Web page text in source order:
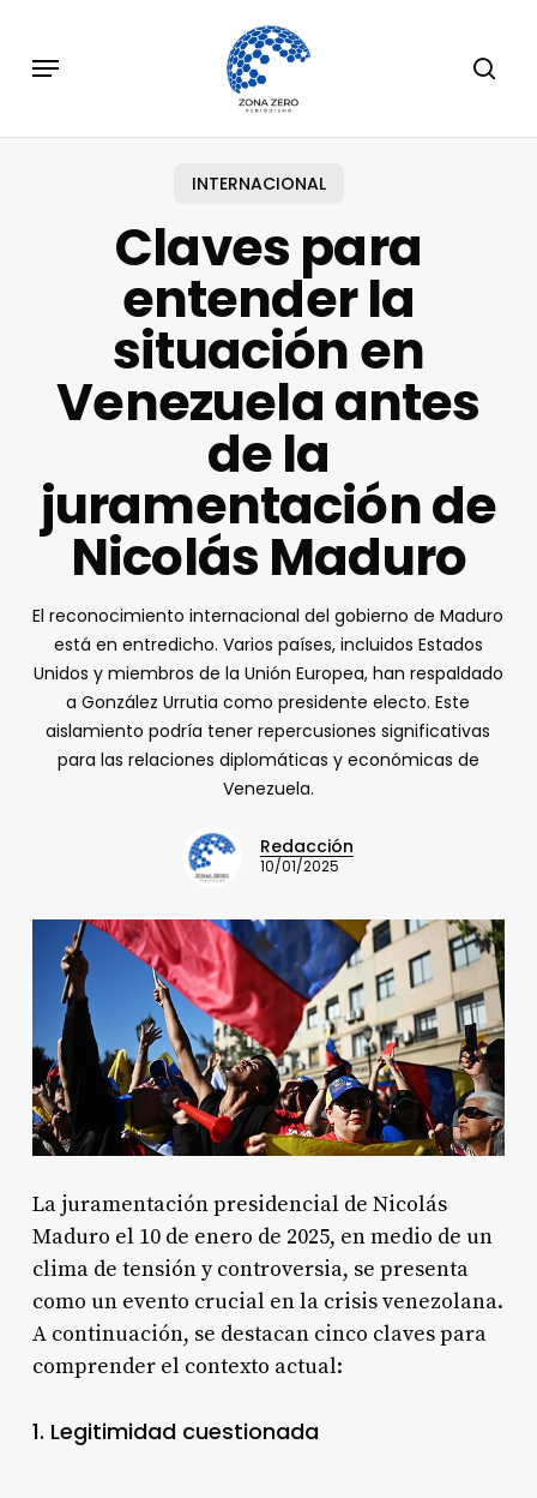
main
Menu
INTERNACIONAL
Claves para
entender la
situación en
Venezuela antes
de la
juramentación de
Nicolás Maduro
El reconocimiento internacional del gobierno de Maduro
está en entredicho. Varios países, incluidos Estados
Unidos y miembros de la Unión Europea, han respaldado
a González Urrutia como presidente electo. Este
aislamiento podría tener repercusiones significativas
para las relaciones diplomáticas y económicas de
Venezuela.
Redacción
10/01/2025
La juramentación presidencial de Nicolás
Maduro el 10 de enero de 2025, en medio de un
clima de tensión y controversia, se presenta
como un evento crucial en la crisis venezolana.
A continuación, se destacan cinco claves para
comprender el contexto actual:
1. Legitimidad cuestionada